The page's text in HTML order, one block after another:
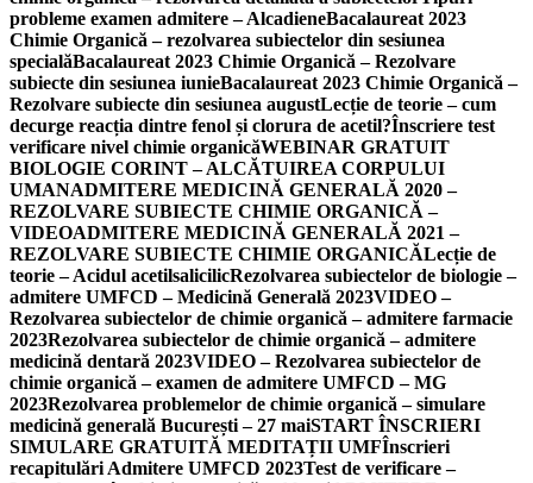
probleme examen admitere – AlcadieneBacalaureat 2023
Chimie Organică – rezolvarea subiectelor din sesiunea
specialăBacalaureat 2023 Chimie Organică – Rezolvare
subiecte din sesiunea iunieBacalaureat 2023 Chimie Organică –
Rezolvare subiecte din sesiunea augustLecție de teorie – cum
decurge reacția dintre fenol și clorura de acetil?Înscriere test
verificare nivel chimie organicăWEBINAR GRATUIT
BIOLOGIE CORINT – ALCĂTUIREA CORPULUI
UMANADMITERE MEDICINĂ GENERALĂ 2020 –
REZOLVARE SUBIECTE CHIMIE ORGANICĂ –
VIDEOADMITERE MEDICINĂ GENERALĂ 2021 –
REZOLVARE SUBIECTE CHIMIE ORGANICĂLecție de
teorie – Acidul acetilsalicilicRezolvarea subiectelor de biologie –
admitere UMFCD – Medicină Generală 2023VIDEO –
Rezolvarea subiectelor de chimie organică – admitere farmacie
2023Rezolvarea subiectelor de chimie organică – admitere
medicină dentară 2023VIDEO – Rezolvarea subiectelor de
chimie organică – examen de admitere UMFCD – MG
2023Rezolvarea problemelor de chimie organică – simulare
medicină generală București – 27 maiSTART ÎNSCRIERI
SIMULARE GRATUITĂ MEDITAȚII UMFÎnscrieri
recapitulări Admitere UMFCD 2023Test de verificare –